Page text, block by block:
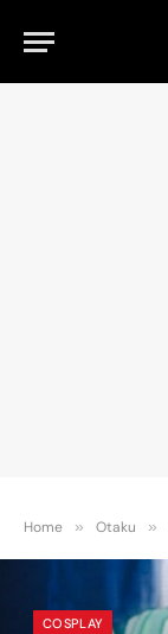
Home » Otaku »
COSPLAY